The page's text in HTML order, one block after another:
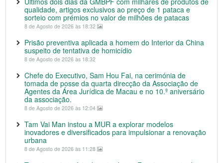
qualidade, artigos exclusivos ao preço de 1 pataca e
sorteio com prémios no valor de milhões de patacas
8 de Agosto de 2026 às 18:32
Prisão preventiva aplicada a homem do Interior da China
suspeito de tentativa de homicídio
8 de Agosto de 2026 às 18:32
Chefe do Executivo, Sam Hou Fai, na cerimónia de
tomada de posse da quarta direcção da Associação de
Agentes da Área Jurídica de Macau e no 10.º aniversário
da associação.
8 de Agosto de 2026 às 12:04
Tam Vai Man instou a MUR a explorar modelos
inovadores e diversificados para impulsionar a renovação
urbana
8 de Agosto de 2026 às 11:28